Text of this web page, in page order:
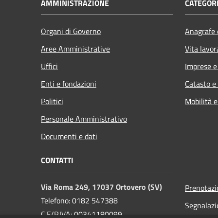
AMMINISTRAZIONE
Organi di Governo
Aree Amministrative
Uffici
Enti e fondazioni
Politici
Personale Amministrativo
Documenti e dati
Vita
Imprese
Catasto
Mobilità
CONTATTI
Via Roma 249, 17037 Ortovero (SV)
Telefono: 0182 547388
C.F/P.IVA: 00341180099